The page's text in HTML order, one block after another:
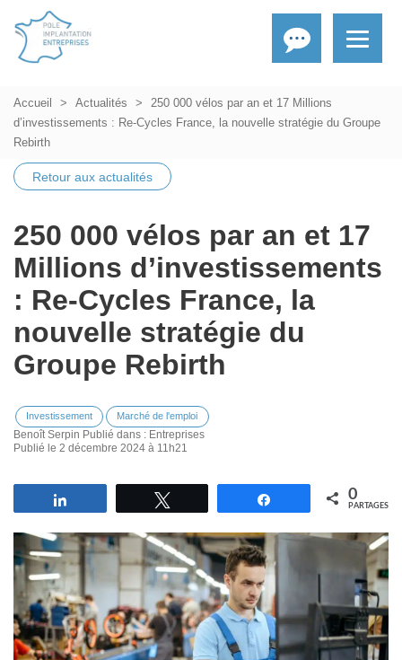
Accueil Actualités
250 000 vélos par an et 17 Millions
d’investissements : Re-Cycles France, la nouvelle stratégie du Groupe
Rebirth
Retour aux actualités
250 000 vélos par an et 17
Millions d’investissements
: Re-Cycles France, la
nouvelle stratégie du
Groupe Rebirth
Investissement Marché de l'emploi
Benoît Serpin Publié dans : Entreprises
Publié le 2 décembre 2024 à 11h21
Partagez 0
PARTAGES